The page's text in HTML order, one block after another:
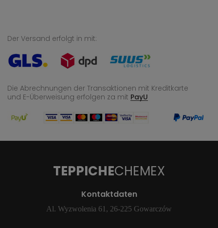
Der Versand erfolgt in mit:
Die Abrechnungen der Transaktionen mit Kreditkarte
und E-Überweisung erfolgen za mit PayU
TEPPICHECHEMEX
Kontaktdaten
Al. Wyzwolenia 61, 26-225 Gowarczów